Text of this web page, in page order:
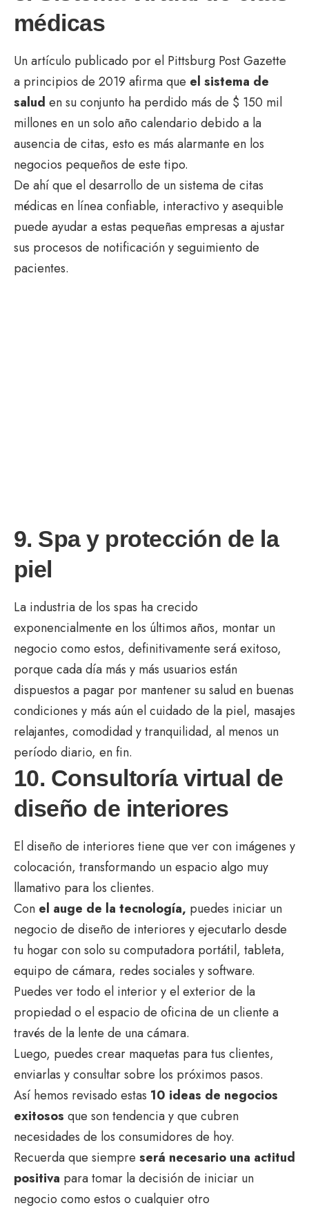
médicas
Un artículo publicado por el Pittsburg Post Gazette
a principios de 2019 afirma que el sistema de
salud en su conjunto ha perdido más de $ 150 mil
millones en un solo año calendario debido a la
ausencia de citas, esto es más alarmante en los
negocios pequeños de este tipo.
De ahí que el desarrollo de un sistema de citas
médicas en línea confiable, interactivo y asequible
puede ayudar a estas pequeñas empresas a ajustar
sus procesos de notificación y seguimiento de
pacientes.
9. Spa y protección de la
piel
La industria de los spas ha crecido
exponencialmente en los últimos años, montar un
negocio como estos, definitivamente será exitoso,
porque cada día más y más usuarios están
dispuestos a pagar por mantener su salud en buenas
condiciones y más aún el cuidado de la piel, masajes
relajantes, comodidad y tranquilidad, al menos un
período diario, en fin.
10. Consultoría virtual de
diseño de interiores
El diseño de interiores tiene que ver con imágenes y
colocación, transformando un espacio algo muy
llamativo para los clientes.
Con el auge de la tecnología, puedes iniciar un
negocio de diseño de interiores y ejecutarlo desde
tu hogar con solo su computadora portátil, tableta,
equipo de cámara, redes sociales y software.
Puedes ver todo el interior y el exterior de la
propiedad o el espacio de oficina de un cliente a
través de la lente de una cámara.
Luego, puedes crear maquetas para tus clientes,
enviarlas y consultar sobre los próximos pasos.
Así hemos revisado estas 10 ideas de negocios
exitosos que son tendencia y que cubren
necesidades de los consumidores de hoy.
Recuerda que siempre será necesario una actitud
positiva para tomar la decisión de iniciar un
negocio como estos o cualquier otro